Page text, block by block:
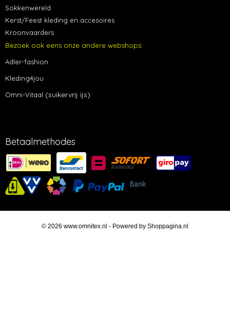
Sokkenwereld
Kerst/Feest kleding en accesoires
Kroonvaarders
Bezoek ook eens onze andere webshops:
Adler-fashion
Kleding4jou
Omni-Vitaal (suikervrij ijs)
Betaalmethodes
© 2026 www.omnitex.nl - Powered by Shoppagina.nl